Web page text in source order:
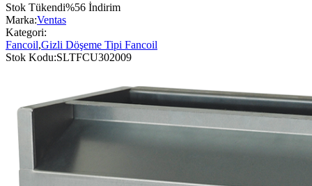
Stok Tükendi%56 İndirim
Marka:Ventas
Kategori:
Fancoil,Gizli Döşeme Tipi Fancoil
Stok Kodu:SLTFCU302009